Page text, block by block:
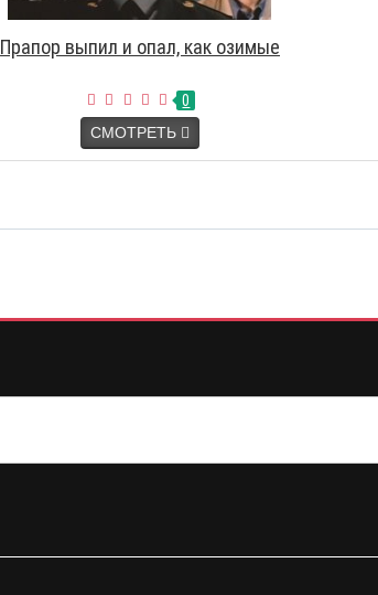
Прапор выпил и опал, как озимые
0
СМОТРЕТЬ